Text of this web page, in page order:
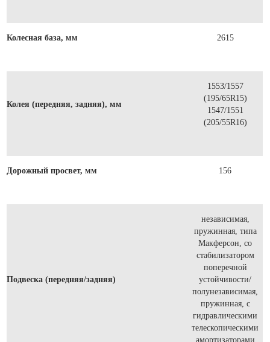
Колесная база, мм 2615
Колея (передняя, задняя), мм
1553/1557
(195/65R15)
1547/1551
(205/55R16)
Дорожный просвет, мм 156
Подвеска (передняя/задняя)
независимая,
пружинная, типа
Макферсон, со
стабилизатором
поперечной
устойчивости/
полунезависимая,
пружинная, с
гидравлическими
телескопическими
амортизаторами